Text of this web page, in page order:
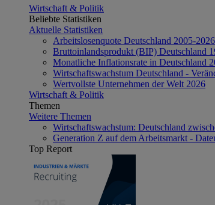
Wirtschaft & Politik
Beliebte Statistiken
Aktuelle Statistiken
Arbeitslosenquote Deutschland 2005-2026
Bruttoinlandsprodukt (BIP) Deutschland
Monatliche Inflationsrate in Deutschland
Wirtschaftswachstum Deutschland -
Wertvollste Unternehmen der Welt 2026
Wirtschaft & Politik
Themen
Weitere Themen
Wirtschaftswachstum: Deutschland
Generation Z auf dem Arbeitsmarkt -
Top Report